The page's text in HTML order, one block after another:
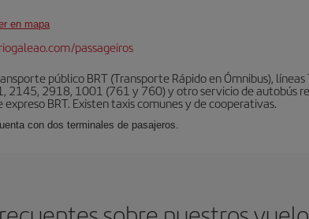
en mapa
passageiros
público BRT (Transporte Rápido en Ómnibus),
2145, 2918, 1001 (761 y 760) y otro servicio de autobús
BRT. Existen taxis comunes y de cooperativas.
con dos terminales de pasajeros.